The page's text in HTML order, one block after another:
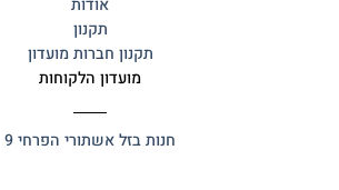
אודות
תקנון
תקנון חברות מועדון
מועדון הלקוחות
חנות בזלאשתורי הפרחי 9